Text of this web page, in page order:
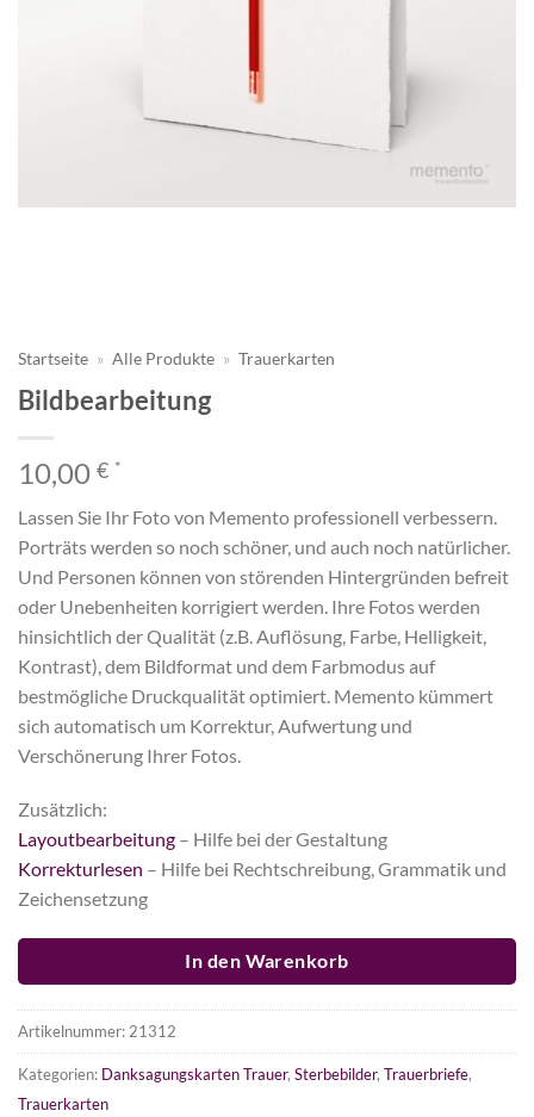
Startseite » Alle Produkte » Trauerkarten
Bildbearbeitung
10,00 € *
Lassen Sie Ihr Foto von Memento professionell verbessern.
Porträts werden so noch schöner, und auch noch natürlicher.
Und Personen können von störenden Hintergründen befreit
oder Unebenheiten korrigiert werden. Ihre Fotos werden
hinsichtlich der Qualität (z.B. Auflösung, Farbe, Helligkeit,
Kontrast), dem Bildformat und dem Farbmodus auf
bestmögliche Druckqualität optimiert. Memento kümmert
sich automatisch um Korrektur, Aufwertung und
Verschönerung Ihrer Fotos.
Zusätzlich:
Layoutbearbeitung – Hilfe bei der Gestaltung
Korrekturlesen – Hilfe bei Rechtschreibung, Grammatik und
Zeichensetzung
In den Warenkorb
Artikelnummer: 21312
Kategorien: Danksagungskarten Trauer, Sterbebilder, Trauerbriefe,
Trauerkarten